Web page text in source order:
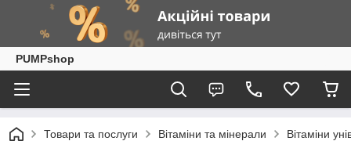
PUMPshop
Товари та послуги Вітаміни та мінерали Вітаміни